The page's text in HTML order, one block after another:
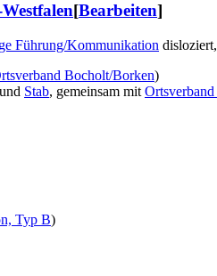
[Bearbeiten]
Führung/Kommunikation
Bocholt/Borken)
und Stab, gemeinsam mit
Typ B)